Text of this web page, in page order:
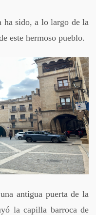
ha sido, a lo largo de la
este hermoso pueblo.
antigua puerta de la
la capilla barroca de